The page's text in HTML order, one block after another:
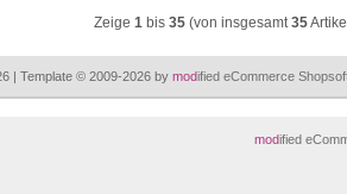
Zeige 1 bis 35 (von insgesamt35
| Template © 2009-2026 by modified eCommerce
modified